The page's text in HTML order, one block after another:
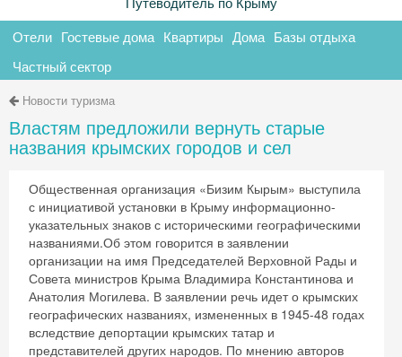
Отели Гостевые дома Квартиры Дома Базы отдыха
Частный сектор
Новости туризма
Властям предложили вернуть старые
названия крымских городов и сел
Общественная организация «Бизим Кырым» выступила
с инициативой установки в Крыму информационно-
указательных знаков с историческими географическими
названиями.Об этом говорится в заявлении
организации на имя Председателей Верховной Рады и
Совета министров Крыма Владимира Константинова и
Анатолия Могилева. В заявлении речь идет о крымских
географических названиях, измененных в 1945-48 годах
вследствие депортации крымских татар и
представителей других народов. По мнению авторов